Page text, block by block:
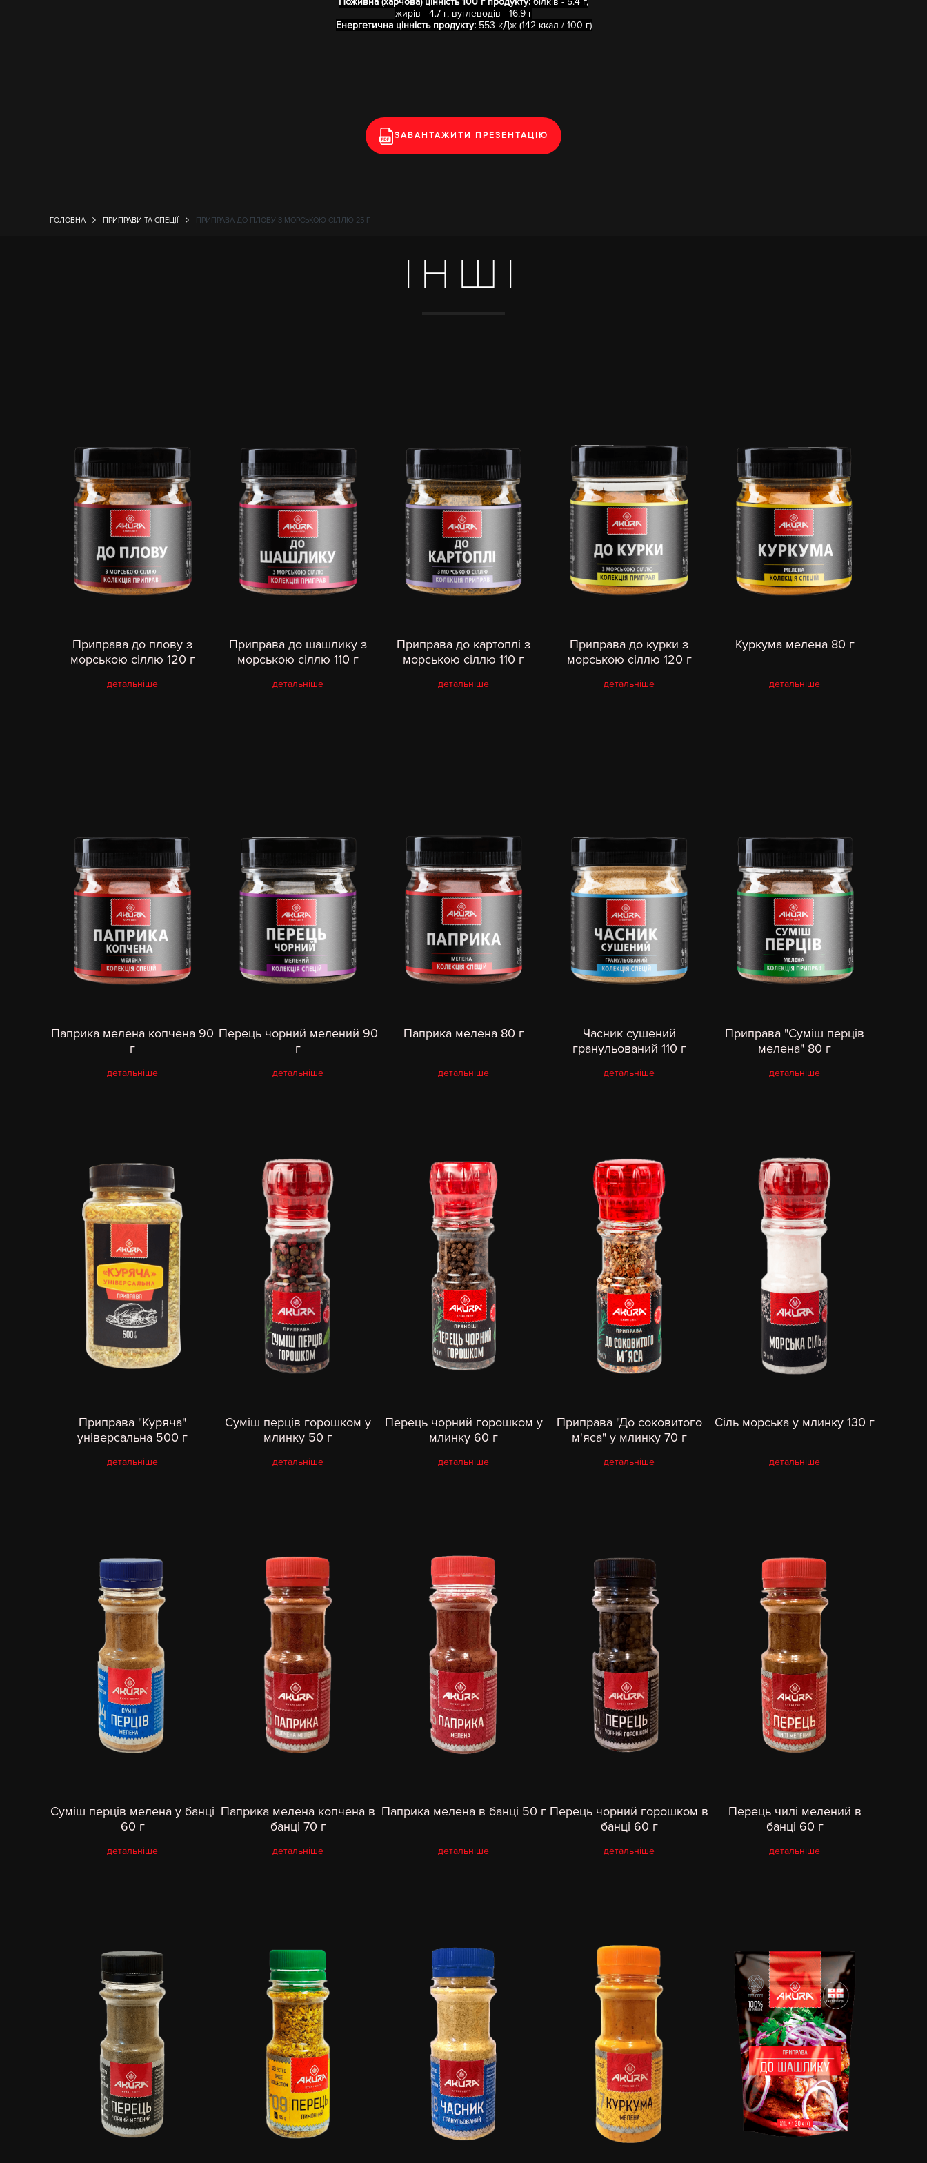
жирів - 4.7 г, вуглеводів - 16,9 г
Енергетична цінність продукту:553 кДж (142 ккал / 100 г)
ЗАВАНТАЖИТИ ПРЕЗЕНТАЦІЮ
ГОЛОВНА ПРИПРАВИ ТА СПЕЦІЇ ПРИПРАВА ДО ПЛОВУ З МОРСЬКОЮ СІЛЛЮ 25 Г
ІНШІ
Приправа до плову з
морською сіллю 120 г
детальніше
Приправа до шашлику з
морською сіллю 110 г
детальніше
Приправа до картоплі з
морською сіллю 110 г
детальніше
Приправа до курки з
морською сіллю 120 г
детальніше
Куркума мелена 80 г
детальніше
Паприка мелена копчена 90
г
детальніше
Перець чорний мелений 90
г
детальніше
Паприка мелена 80 г
детальніше
Часник сушений
гранульований 110 г
детальніше
Приправа "Суміш перців
мелена" 80 г
детальніше
Приправа "Куряча"
універсальна 500 г
детальніше
Суміш перців горошком у
млинку 50 г
детальніше
Перець чорний горошком у
млинку 60 г
детальніше
Приправа "До соковитого
м'яса" у млинку 70 г
детальніше
Сіль морська у млинку 130 г
детальніше
Суміш перців мелена у банці
60 г
детальніше
Паприка мелена копчена в
банці 70 г
детальніше
Паприка мелена в банці 50 г
детальніше
Перець чорний горошком в
банці 60 г
детальніше
Перець чилі мелений в
банці 60 г
детальніше